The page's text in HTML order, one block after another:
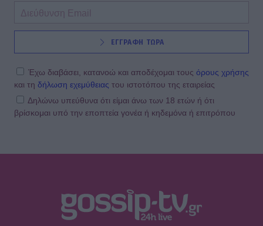
ΕΓΓΡΑΦΗ ΤΩΡΑ
Έχω διαβάσει, κατανοώ και αποδέχομαι τους όρους χρήσης
και τη δήλωση εχεμύθειας του ιστοτόπου της εταιρείας
Δηλώνω υπεύθυνα ότι είμαι άνω των 18 ετών ή ότι
βρίσκομαι υπό την εποπτεία γονέα ή κηδεμόνα ή επιτρόπου